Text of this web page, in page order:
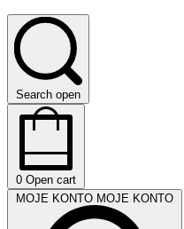
Search open
0 Open cart
MOJE KONTO MOJE KONTO